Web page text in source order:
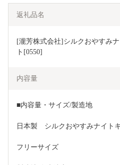
返礼品名
[瀧芳株式会社]シルクおやすみ
ト[0550]
内容量
■内容量・サイズ/製造地
日本製　シルクおやすみナイト
フリーサイズ